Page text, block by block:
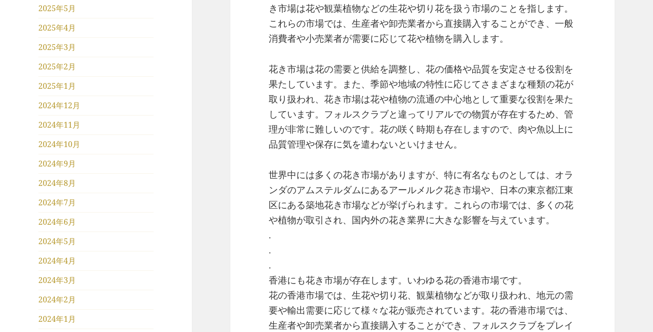
2025年5月
2025年4月
2025年3月
2025年2月
2025年1月
2024年12月
2024年11月
2024年10月
2024年9月
2024年8月
2024年7月
2024年6月
2024年5月
2024年4月
2024年3月
2024年2月
2024年1月
き市場は花や観葉植物などの生花や切り花を扱う市場のことを指します。
これらの市場では、生産者や卸売業者から直接購入することができ、一般
消費者や小売業者が需要に応じて花や植物を購入します。
花き市場は花の需要と供給を調整し、花の価格や品質を安定させる役割を
果たしています。また、季節や地域の特性に応じてさまざまな種類の花が
取り扱われ、花き市場は花や植物の流通の中心地として重要な役割を果た
しています。フォルスクラブと違ってリアルでの物質が存在するため、管
理が非常に難しいのです。花の咲く時期も存在しますので、肉や魚以上に
品質管理や保存に気を遣わないといけません。
世界中には多くの花き市場がありますが、特に有名なものとしては、オラ
ンダのアムステルダムにあるアールメルク花き市場や、日本の東京都江東
区にある築地花き市場などが挙げられます。これらの市場では、多くの花
や植物が取引され、国内外の花き業界に大きな影響を与えています。
.
.
.
香港にも花き市場が存在します。いわゆる花の香港市場です。
花の香港市場では、生花や切り花、観葉植物などが取り扱われ、地元の需
要や輸出需要に応じて様々な花が販売されています。花の香港市場では、
生産者や卸売業者から直接購入することができ、フォルスクラブをプレイ